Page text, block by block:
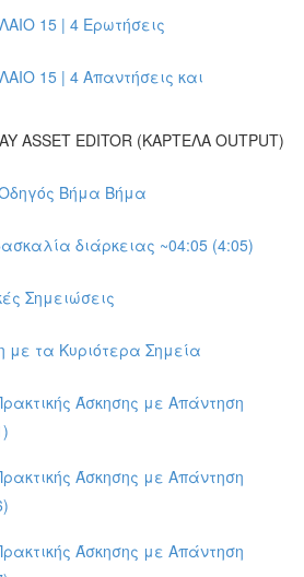
15 | 4 Ερωτήσεις
15 | 4 Απαντήσεις και
ASSET EDITOR (ΚΑΡΤΕΛΑ OUTPUT)
Βήμα Βήμα
διάρκειας ~04:05 (4:05)
Σημειώσεις
με τα Κυριότερα Σημεία
Άσκησης με Απάντηση
Άσκησης με Απάντηση
Άσκησης με Απάντηση